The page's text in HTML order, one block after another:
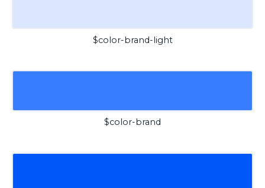
$color-brand-light
$color-brand